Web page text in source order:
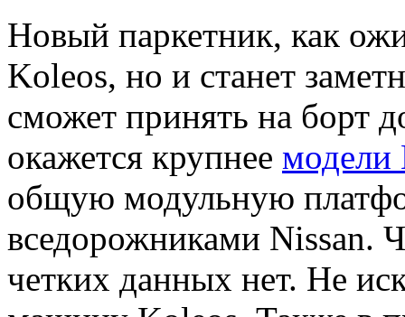
Новый паркетник, как
Koleos, но и станет
сможет принять на борт
окажется крупнее модели
общую модульную
вседорожниками Nissan.
четких данных нет. Не